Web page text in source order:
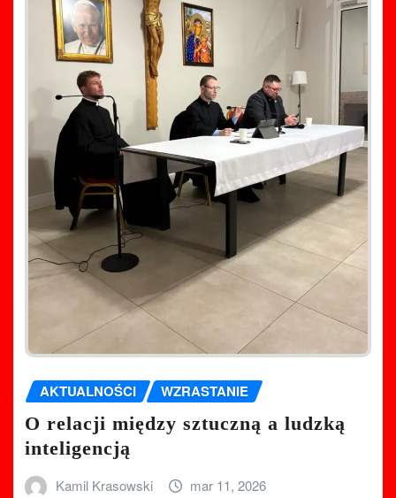
AKTUALNOŚCI WZRASTANIE
O relacji między sztuczną a ludzką
inteligencją
Kamil Krasowski mar 11, 2026